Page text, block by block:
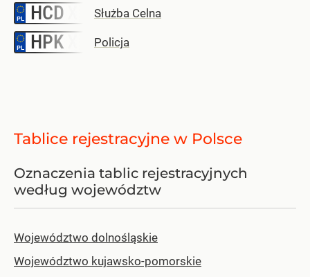
HCD Służba Celna
HPK Policja
Tablice rejestracyjne w Polsce
Oznaczenia tablic rejestracyjnych
według województw
Województwo dolnośląskie
Województwo kujawsko-pomorskie